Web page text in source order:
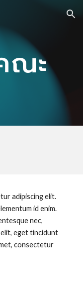
Skip to navigation
ณะ
adipiscing elit.
id enim.
nec,
eget tincidunt
consectetur